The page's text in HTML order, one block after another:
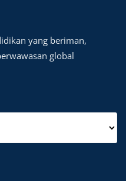
yang beriman,
global